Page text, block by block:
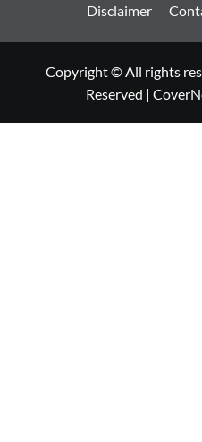
Disclaimer
Copyright © All rights
Reserved |